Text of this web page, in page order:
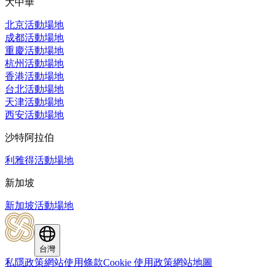
北京活動場地
成都活動場地
重慶活動場地
杭州活動場地
香港活動場地
台北活動場地
天津活動場地
西安活動場地
沙特阿拉伯
利雅得活動場地
新加坡
新加坡活動場地
台灣
私隱政策網站使用條款Cookie 使用政策網站地圖